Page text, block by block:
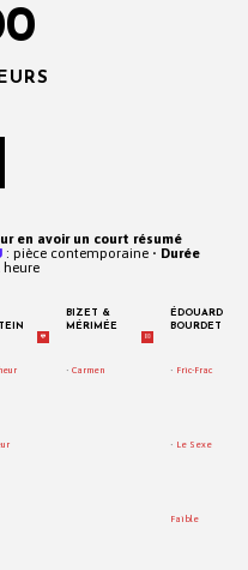
en avoir un court résumé
: pièce contemporaine • Durée
BIZET &
MÉRIMÉE
•Carmen
ÉDOUARD
BOURDET
• Fric-Frac
• Le Sexe
Faible